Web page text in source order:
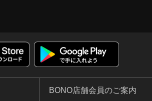
BONO店舗会員のご案内